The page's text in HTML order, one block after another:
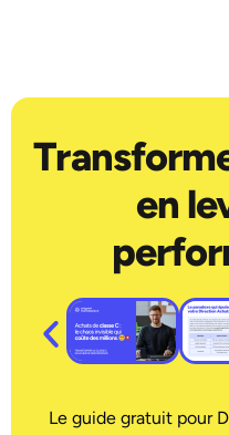
en
Le guide gratuit pour